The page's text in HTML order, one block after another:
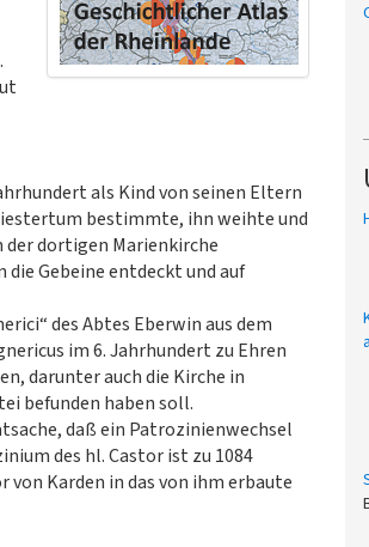
als Kind von seinen Eltern
bestimmte, ihn weihte und
dortigen Marienkirche
die Gebeine entdeckt und auf
des Abtes Eberwin aus dem
im 6. Jahrhundert zu Ehren
darunter auch die Kirche in
befunden haben soll.
daß ein Patrozinienwechsel
des hl. Castor ist zu 1084
Karden in das von ihm erbaute